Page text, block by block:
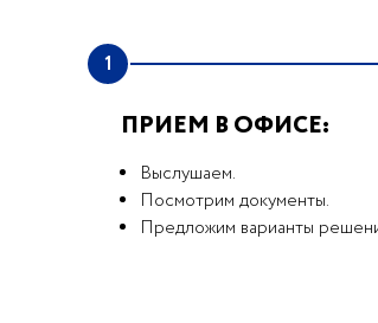
1
ПРИЕМ В ОФИСЕ:
Выслушаем.
Посмотрим документы.
Предложим варианты